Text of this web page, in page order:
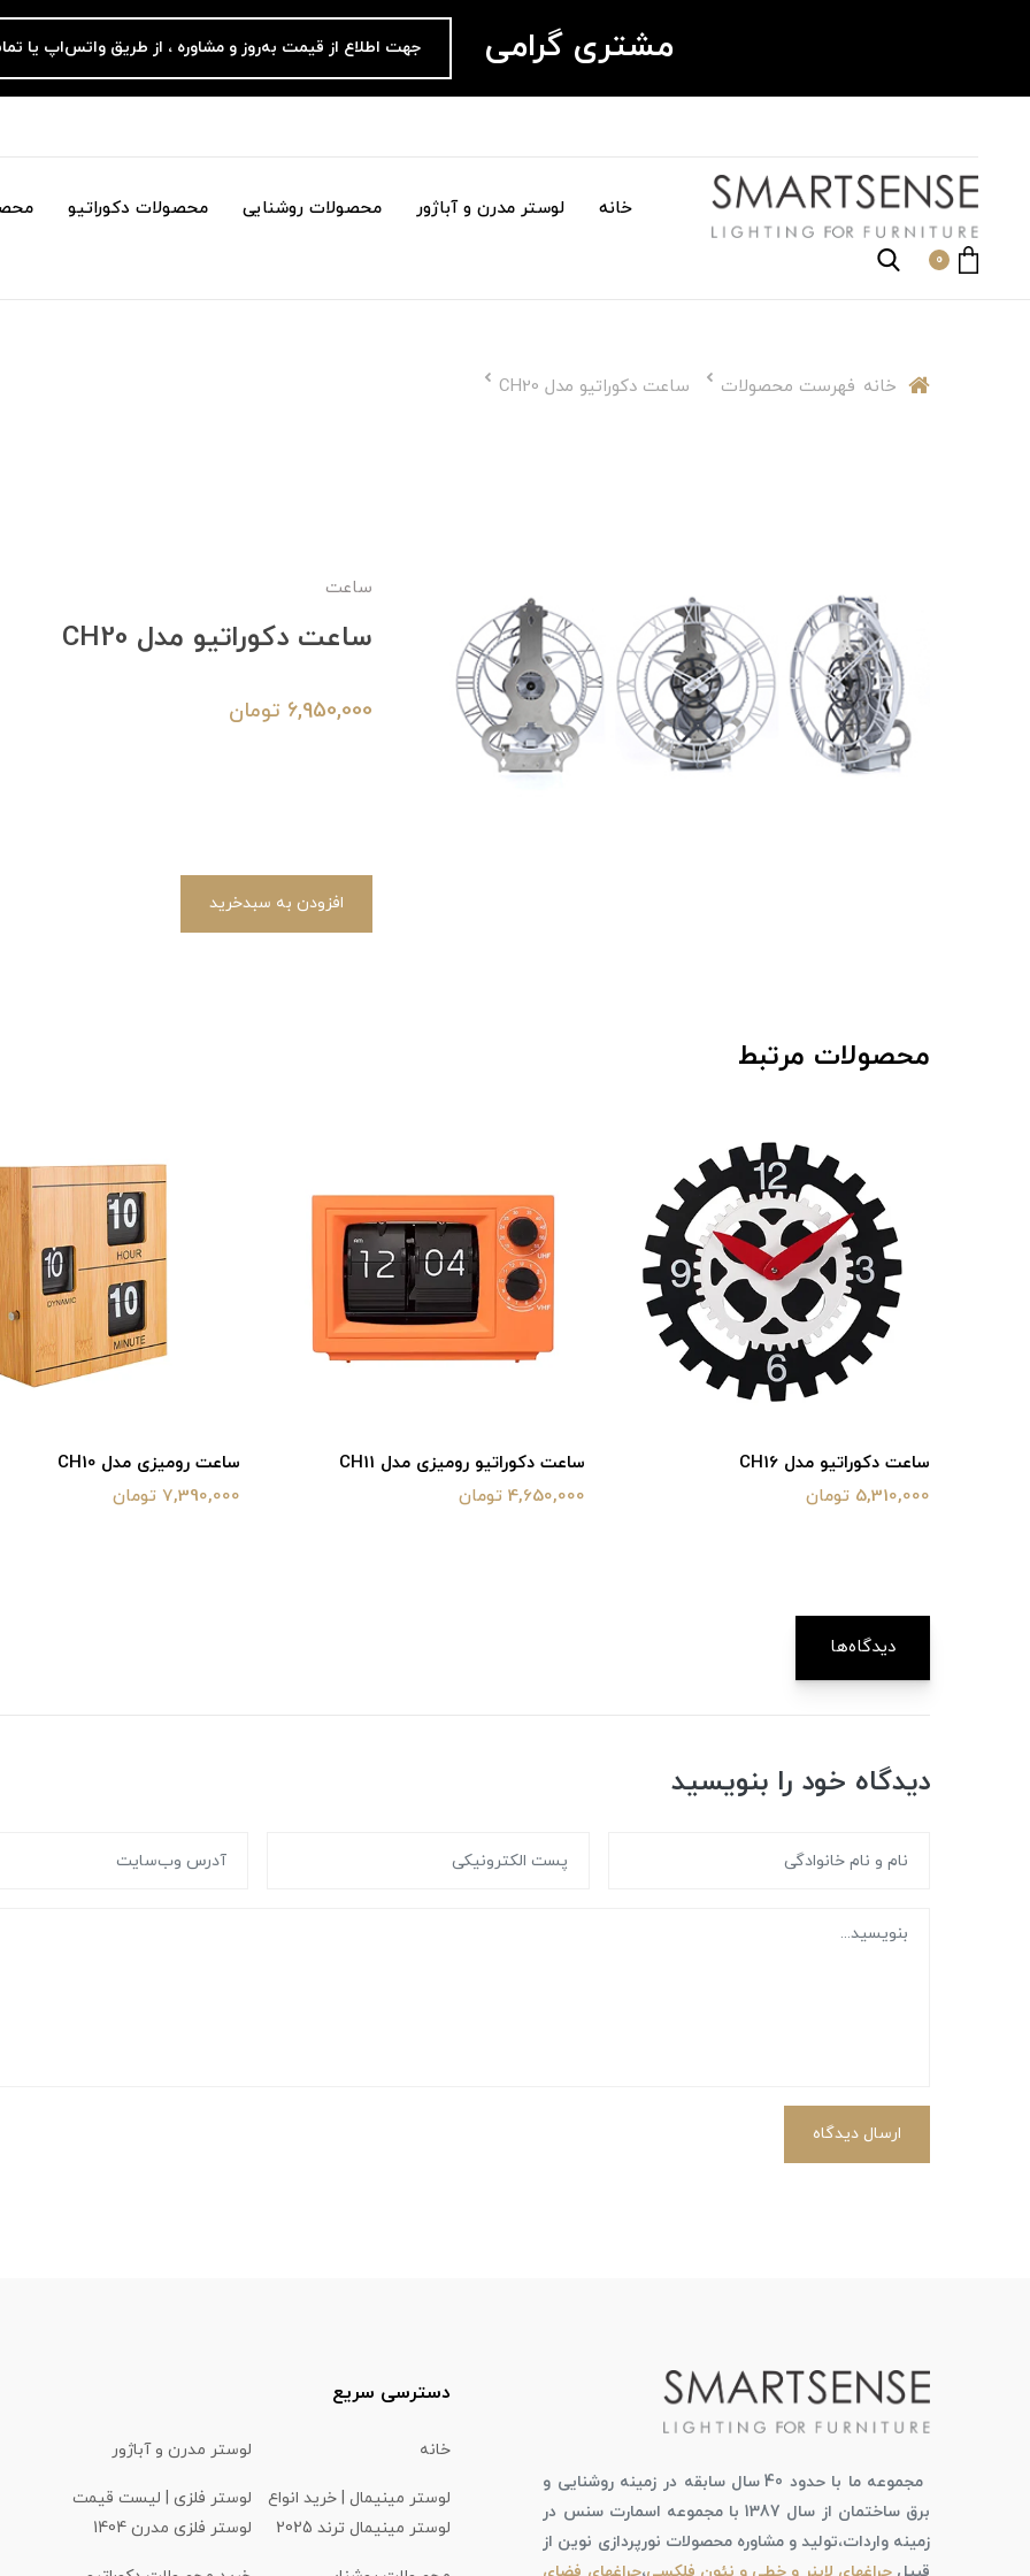
مشتری گرامی جهت اطلاع از قیمت به‌روز و مشاوره ، از طریق واتس‌اپ یا
خانه لوستر مدرن و آباژور محصولات روشنایی محصولات دکوراتیو
0
خانه فهرست محصولات ساعت دکوراتیو مدل CH20
ساعت
ساعت دکوراتیو مدل CH20
6,950,000 تومان
افزودن به سبدخرید
محصولات مرتبط
ساعت دکوراتیو رومیزی مدل CH11
4,650,000 تومان
ساعت رومیزی مدل CH10
7,390,000 تومان
ساعت رومیزی مدل CH09
6,790,000 تومان
دیدگاه‌ها
دیدگاه خود را بنویسید
ارسال دیدگاه
مجموعه ما با حدود 40 سال سابقه در زمینه روشنایی و
برق ساختمان از سال 1387 با مجموعه اسمارت سنس در
زمینه واردات،تولید و مشاوره محصولات نورپردازی نوین از
دسترسی سریع
خانه لوستر مدرن و آباژور
لوستر مینیمال | خرید انواع
لوستر مینیمال ترند 2025
لوستر فلزی | لیست قیمت
لوستر فلزی مدرن 1404